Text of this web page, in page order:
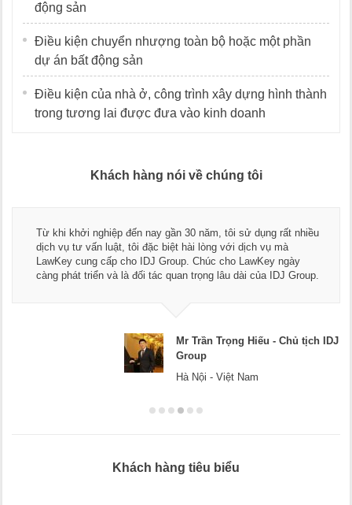
động sản
Điều kiện chuyển nhượng toàn bộ hoặc một phần
dự án bất động sản
Điều kiện của nhà ở, công trình xây dựng hình thành
trong tương lai được đưa vào kinh doanh
Khách hàng nói về chúng tôi
Từ khi khởi nghiệp đến nay gần 30 năm, tôi sử dụng rất nhiều
dịch vụ tư vấn luật, tôi đặc biệt hài lòng với dịch vụ mà
LawKey cung cấp cho IDJ Group. Chúc cho LawKey ngày
càng phát triển và là đối tác quan trọng lâu dài của IDJ Group.
Mr Trần Trọng Hiếu - Chủ tịch IDJ
Group
Hà Nội - Việt Nam
Khách hàng tiêu biểu